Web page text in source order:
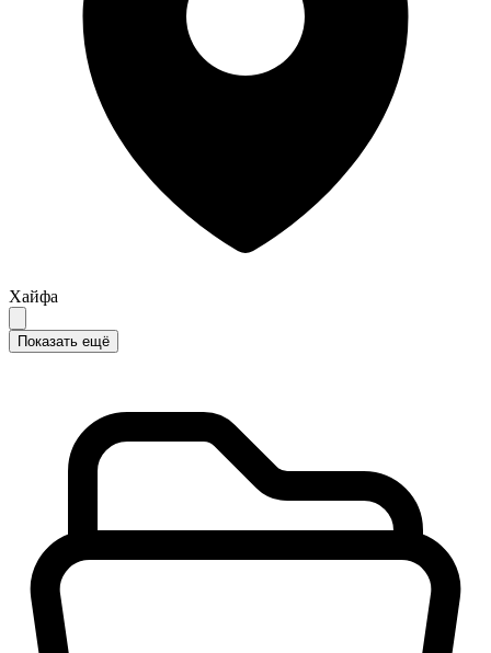
Хайфа
Показать ещё